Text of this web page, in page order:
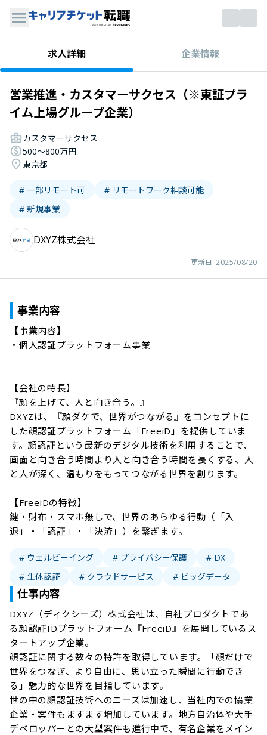
求人詳細 企業情報
営業推進・カスタマーサクセス（※東証プラ
イム上場グループ企業）
カスタマーサクセス
500〜800万円
東京都
# 一部リモート可
# リモートワーク相談可能
# 新規事業
DXYZ株式会社
更新日: 2025/08/20
事業内容
【事業内容】
・個⼈認証プラットフォーム事業
【会社の特長】
『顔を上げて、人と向き合う。』
DXYZは、『顔ダケで、世界がつながる』をコンセプトに
した顔認証プラットフォーム「FreeiD」を提供していま
す。顔認証という最新のデジタル技術を利用することで、
画面と向き合う時間より人と向き合う時間を長くする、人
と人が深く、温もりをもってつながる世界を創ります。
【FreeiDの特徴】
鍵・財布・スマホ無しで、世界のあらゆる行動（「入
退」・「認証」・「決済」）を繋ぎます。
# ウェルビーイング # プライバシー保護
# DX
# 生体認証
# クラウドサービス # ビッグデータ
仕事内容
DXYZ（ディクシーズ）株式会社は、自社プロダクトであ
る顔認証IDプラットフォーム『FreeiD』を展開しているス
タートアップ企業。
顔認証に関する数々の特許を取得しています。「顔だけで
世界をつなぎ、より自由に、思い立った瞬間に行動でき
る」魅力的な世界を目指しています。
世の中の顔認証技術へのニーズは加速し、当社内での協業
企業・案件もますます増加しています。地方自治体や大手
デベロッパーとの大型案件も進行中で、有名企業をメイン